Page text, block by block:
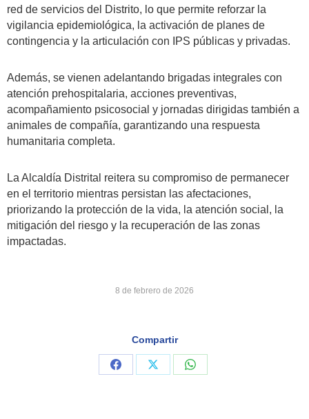
red de servicios del Distrito, lo que permite reforzar la
vigilancia epidemiológica, la activación de planes de
contingencia y la articulación con IPS públicas y privadas.
Además, se vienen adelantando brigadas integrales con
atención prehospitalaria, acciones preventivas,
acompañamiento psicosocial y jornadas dirigidas también a
animales de compañía, garantizando una respuesta
humanitaria completa.
La Alcaldía Distrital reitera su compromiso de permanecer
en el territorio mientras persistan las afectaciones,
priorizando la protección de la vida, la atención social, la
mitigación del riesgo y la recuperación de las zonas
impactadas.
8 de febrero de 2026
Compartir
Share
Share
Share